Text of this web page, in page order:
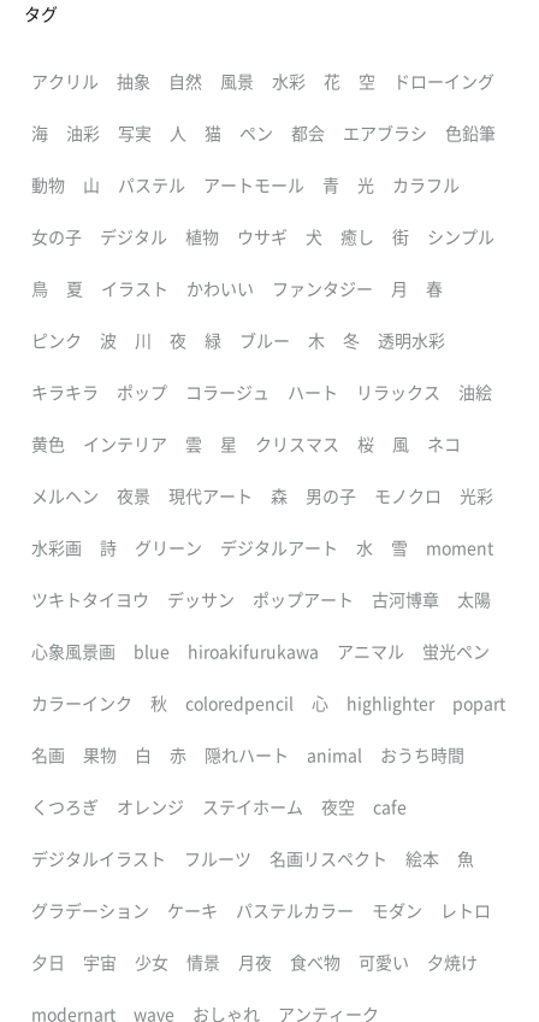
タグ
アクリル 抽象 自然 風景 水彩 花 空 ドローイング
海 油彩 写実 人 猫 ペン 都会 エアブラシ 色鉛筆
動物 山 パステル アートモール 青 光 カラフル
女の子 デジタル 植物 ウサギ 犬 癒し 街 シンプル
鳥 夏 イラスト かわいい ファンタジー 月 春
ピンク 波 川 夜 緑 ブルー 木 冬 透明水彩
キラキラ ポップ コラージュ ハート リラックス 油絵
黄色 インテリア 雲 星 クリスマス 桜 風 ネコ
メルヘン 夜景 現代アート 森 男の子 モノクロ 光彩
水彩画 詩 グリーン デジタルアート 水 雪 moment
ツキトタイヨウ デッサン ポップアート 古河博章 太陽
心象風景画 blue hiroakifurukawa アニマル 蛍光ペン
カラーインク 秋 coloredpencil 心 highlighter popart
名画 果物 白 赤 隠れハート animal おうち時間
くつろぎ オレンジ ステイホーム 夜空 cafe
デジタルイラスト フルーツ 名画リスペクト 絵本 魚
グラデーション ケーキ パステルカラー モダン レトロ
夕日 宇宙 少女 情景 月夜 食べ物 可愛い 夕焼け
modernart wave おしゃれ アンティーク